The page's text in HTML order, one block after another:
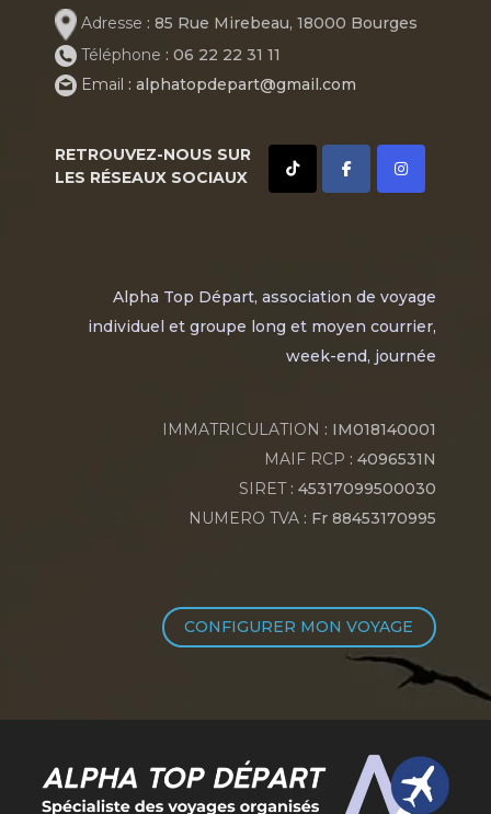
Adresse : 85 Rue Mirebeau, 18000 Bourges
Téléphone : 06 22 22 31 11
Email : alphatopdepart@gmail.com
RETROUVEZ-NOUS SUR
LES RÉSEAUX SOCIAUX
Alpha Top Départ, association de voyage
individuel et groupe long et moyen courrier,
week-end, journée
IMMATRICULATION : IM018140001
MAIF RCP : 4096531N
SIRET: 45317099500030
NUMERO TVA : Fr 88453170995
CONFIGURER MON VOYAGE